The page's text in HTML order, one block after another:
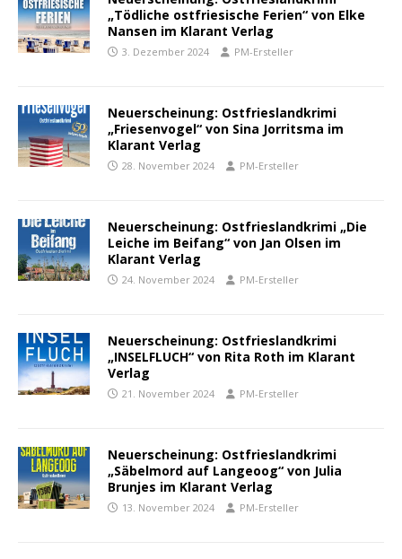
„Tödliche ostfriesische Ferien“ von Elke
Nansen im Klarant Verlag
3. Dezember 2024 PM-Ersteller
Neuerscheinung: Ostfrieslandkrimi
„Friesenvogel“ von Sina Jorritsma im
Klarant Verlag
28. November 2024 PM-Ersteller
Neuerscheinung: Ostfrieslandkrimi „Die
Leiche im Beifang“ von Jan Olsen im
Klarant Verlag
24. November 2024 PM-Ersteller
Neuerscheinung: Ostfrieslandkrimi
„INSELFLUCH“ von Rita Roth im Klarant
Verlag
21. November 2024 PM-Ersteller
Neuerscheinung: Ostfrieslandkrimi
„Säbelmord auf Langeoog“ von Julia
Brunjes im Klarant Verlag
13. November 2024 PM-Ersteller